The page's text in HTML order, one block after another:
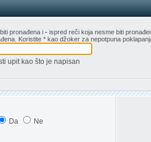
pronađena i - ispred reči koja nesme biti
Koristite * kao džoker za nepotpuna
upit kao što je napisan
Da Ne